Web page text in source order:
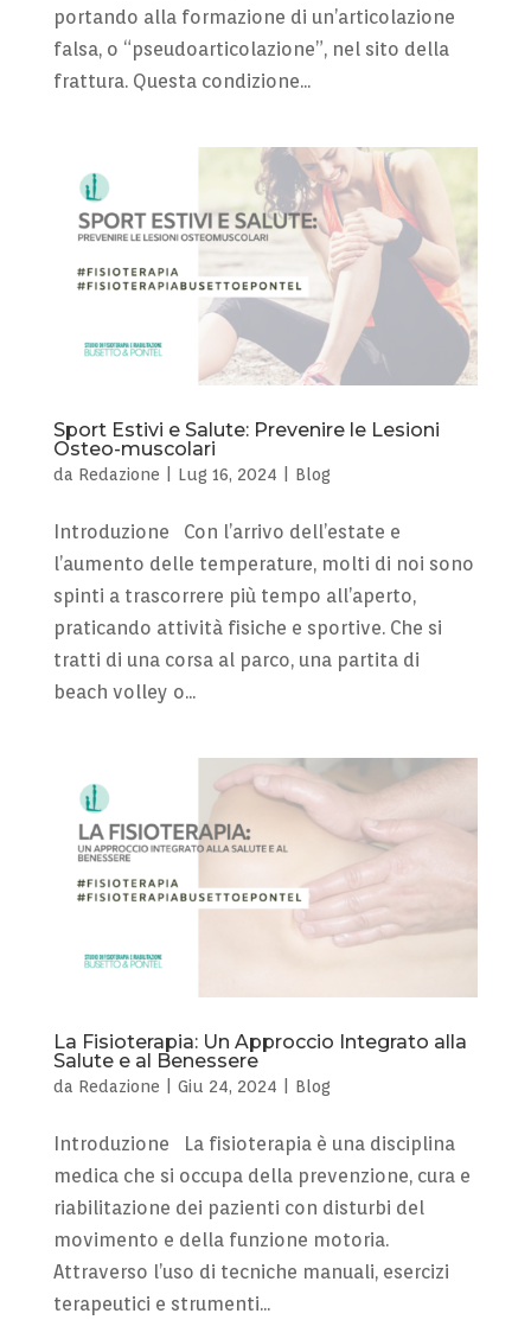
portando alla formazione di un’articolazione
falsa, o “pseudoarticolazione”, nel sito della
frattura. Questa condizione...
Sport Estivi e Salute: Prevenire le Lesioni
Osteo-muscolari
da Redazione Lug 16, 2024 Blog
Introduzione Con l’arrivo dell’estate e
l’aumento delle temperature, molti di noi sono
spinti a trascorrere più tempo all’aperto,
praticando attività fisiche e sportive. Che si
tratti di una corsa al parco, una partita di
beach volley o...
La Fisioterapia: Un Approccio Integrato alla
Salute e al Benessere
da Redazione Giu 24, 2024 Blog
Introduzione La fisioterapia è una disciplina
medica che si occupa della prevenzione, cura e
riabilitazione dei pazienti con disturbi del
movimento e della funzione motoria.
Attraverso l’uso di tecniche manuali, esercizi
terapeutici e strumenti...